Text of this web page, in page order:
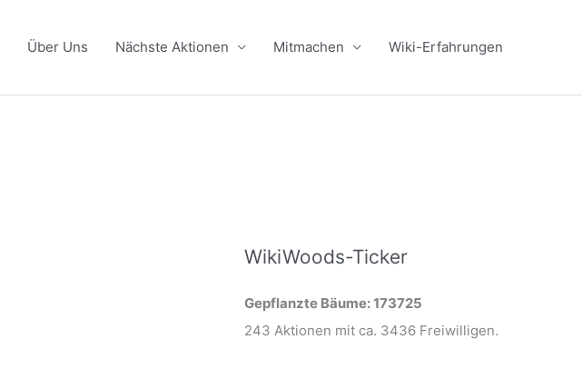
Über Uns Nächste Aktionen Mitmachen Wiki-Erfahrungen
WikiWoods-Ticker
Gepflanzte Bäume: 173725
243 Aktionen mit ca. 3436 Freiwilligen.